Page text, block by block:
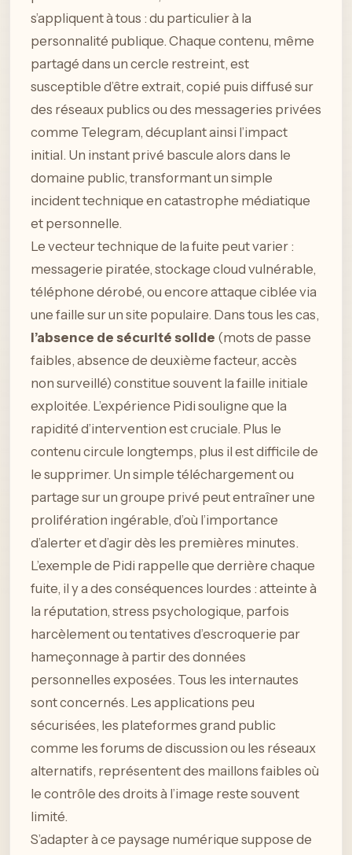
s’appliquent à tous : du particulier à la
personnalité publique. Chaque contenu, même
partagé dans un cercle restreint, est
susceptible d’être extrait, copié puis diffusé sur
des réseaux publics ou des messageries privées
comme Telegram, décuplant ainsi l’impact
initial. Un instant privé bascule alors dans le
domaine public, transformant un simple
incident technique en catastrophe médiatique
et personnelle.
Le vecteur technique de la fuite peut varier :
messagerie piratée, stockage cloud vulnérable,
téléphone dérobé, ou encore attaque ciblée via
une faille sur un site populaire. Dans tous les cas,
l’absence de sécurité solide (mots de passe
faibles, absence de deuxième facteur, accès
non surveillé) constitue souvent la faille initiale
exploitée. L’expérience Pidi souligne que la
rapidité d’intervention est cruciale. Plus le
contenu circule longtemps, plus il est difficile de
le supprimer. Un simple téléchargement ou
partage sur un groupe privé peut entraîner une
prolifération ingérable, d’où l’importance
d’alerter et d’agir dès les premières minutes.
L’exemple de Pidi rappelle que derrière chaque
fuite, il y a des conséquences lourdes : atteinte à
la réputation, stress psychologique, parfois
harcèlement ou tentatives d’escroquerie par
hameçonnage à partir des données
personnelles exposées. Tous les internautes
sont concernés. Les applications peu
sécurisées, les plateformes grand public
comme les forums de discussion ou les réseaux
alternatifs, représentent des maillons faibles où
le contrôle des droits à l’image reste souvent
limité.
S’adapter à ce paysage numérique suppose de